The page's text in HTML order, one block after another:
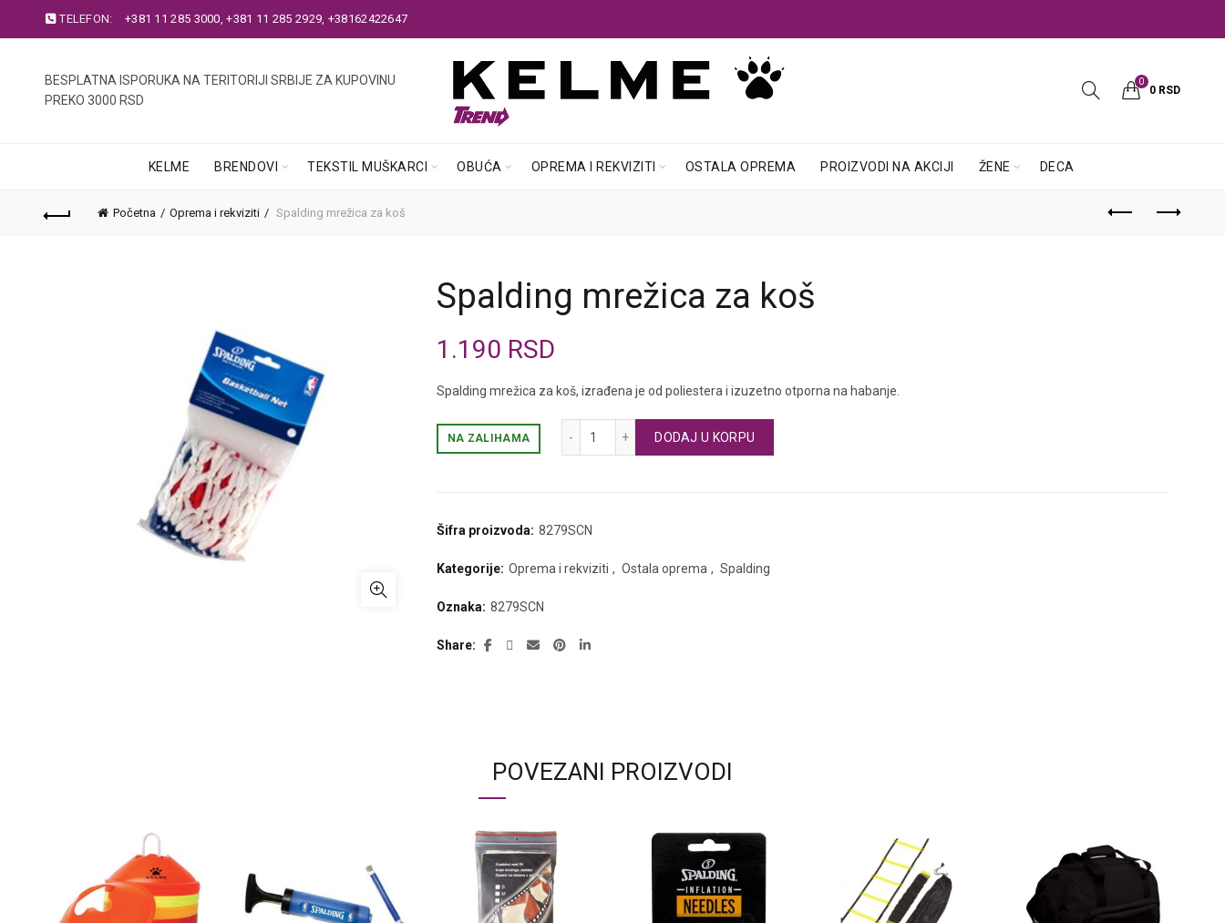
TELEFON: +381 11 285 3000,+381 11 285 2929, +38162422647
BESPLATNA ISPORUKA NA TERITORIJI SRBIJE ZA KUPOVINU
PREKO 3000 RSD
0
0 RSD
KELME BRENDOVI TEKSTIL MUŠKARCI OBUĆA OPREMA I REKVIZITI OSTALA OPREMA PROIZVODI NA AKCIJI ŽENE DECA
Početna Oprema i rekviziti Spalding mrežica za koš
Spalding mrežica za koš
1.190 RSD
Spalding mrežica za koš, izrađena je od poliestera i izuzetno otporna na habanje.
NA ZALIHAMA DODAJ U KORPU
Šifra proizvoda: 8279SCN
Kategorije: Oprema i rekviziti , Ostala oprema , Spalding
Oznaka: 8279SCN
Share
POVEZANI PROIZVODI